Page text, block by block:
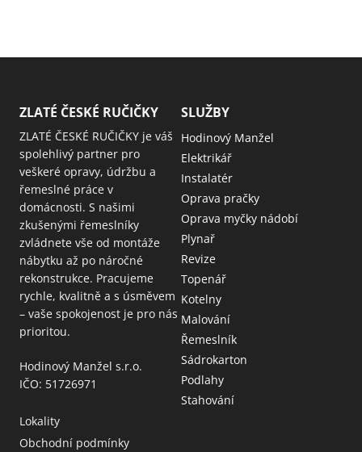
ZLATÉ ČESKÉ RUČIČKY
ZLATÉ ČESKÉ RUČIČKY je váš
spolehlivý partner pro
veškeré opravy, údržbu a
řemeslné práce v
domácnosti. S našimi
zkušenými řemeslníky
zvládnete vše od montáže
nábytku až po náročné
rekonstrukce. Pracujeme
rychle, kvalitně a s úsměvem
– vaše spokojenost je pro nás
prioritou.
Hodinový Manžel s.r.o.
IČO: 51726971
Lokality
Obchodní podmínky
SLUŽBY
Hodinový Manžel
Elektrikář
Instalatér
Oprava pračky
Oprava myčky nádobí
Plynař
Revize
Topenář
Kotelny
Malování
Řemeslník
Sádrokarton
Podlahy
Stahování